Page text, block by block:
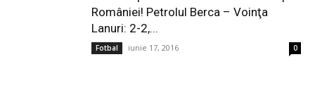
României! Petrolul Berca – Voinţa
Lanuri: 2-2,...
Fotbal iunie 17, 2016 0